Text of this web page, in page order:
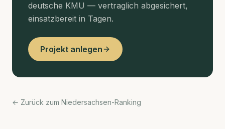
deutsche KMU — vertraglich abgesichert,
einsatzbereit in Tagen.
Projekt anlegen
← Zurück zum Niedersachsen-Ranking